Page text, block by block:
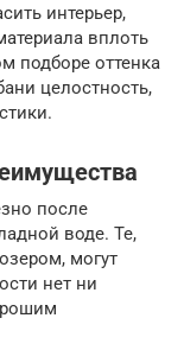
интерьер,
вплоть
подборе оттенка
целостность,
после
воде. Те,
могут
нет ни